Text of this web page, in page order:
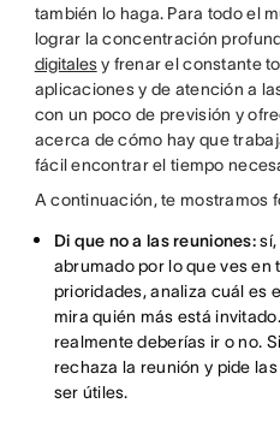
también lo haga. Para todo el
lograr la concentración
digitalesy frenar el constante
aplicaciones y de atención a
con un poco de previsión y
acerca de cómo hay que
fácil encontrar el tiempo
A continuación, te mostramos
Di que no a las reuniones:sí,
abrumado por lo que ves en
prioridades, analiza cuál es
mira quién más está
realmente deberías ir o no.
rechaza la reunión y pide
ser útiles.